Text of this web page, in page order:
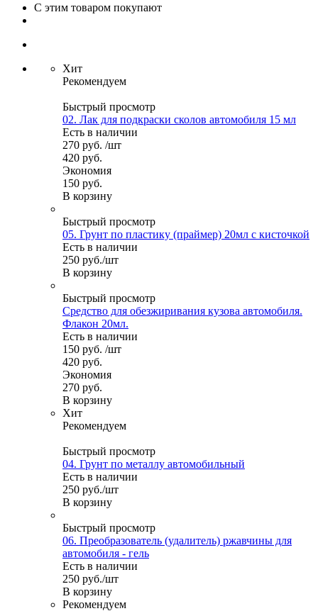
С этим товаром покупают
Хит
Рекомендуем
Быстрый просмотр
02. Лак для подкраски сколов автомобиля 15 мл
Есть в наличии
270 руб. /шт
420 руб.
Экономия
150 руб.
В корзину
Быстрый просмотр
05. Грунт по пластику (праймер) 20мл с кисточкой
Есть в наличии
250 руб./шт
В корзину
Быстрый просмотр
Средство для обезжиривания кузова автомобиля.
Флакон 20мл.
Есть в наличии
150 руб. /шт
420 руб.
Экономия
270 руб.
В корзину
Хит
Рекомендуем
Быстрый просмотр
04. Грунт по металлу автомобильный
Есть в наличии
250 руб./шт
В корзину
Быстрый просмотр
06. Преобразователь (удалитель) ржавчины для
автомобиля - гель
Есть в наличии
250 руб./шт
В корзину
Рекомендуем